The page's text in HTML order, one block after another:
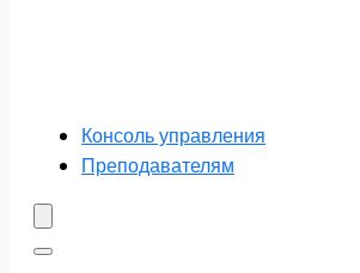
Консоль управления
Преподавателям